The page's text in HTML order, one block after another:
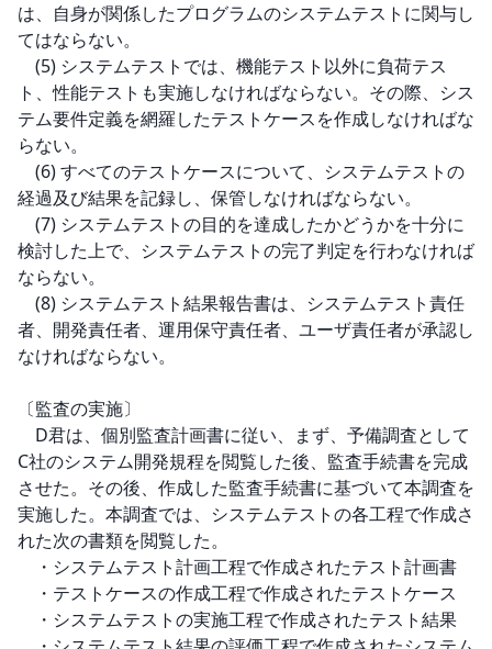
は、自身が関係したプログラムのシステムテストに関与し
てはならない。
(5) システムテストでは、機能テスト以外に負荷テス
ト、性能テストも実施しなければならない。その際、シス
テム要件定義を網羅したテストケースを作成しなければな
らない。
(6) すべてのテストケースについて、システムテストの
経過及び結果を記録し、保管しなければならない。
(7) システムテストの目的を達成したかどうかを十分に
検討した上で、システムテストの完了判定を行わなければ
ならない。
(8) システムテスト結果報告書は、システムテスト責任
者、開発責任者、運用保守責任者、ユーザ責任者が承認し
なければならない。
〔監査の実施〕
D君は、個別監査計画書に従い、まず、予備調査として
C社のシステム開発規程を閲覧した後、監査手続書を完成
させた。その後、作成した監査手続書に基づいて本調査を
実施した。本調査では、システムテストの各工程で作成さ
れた次の書類を閲覧した。
・システムテスト計画工程で作成されたテスト計画書
・テストケースの作成工程で作成されたテストケース
・システムテストの実施工程で作成されたテスト結果